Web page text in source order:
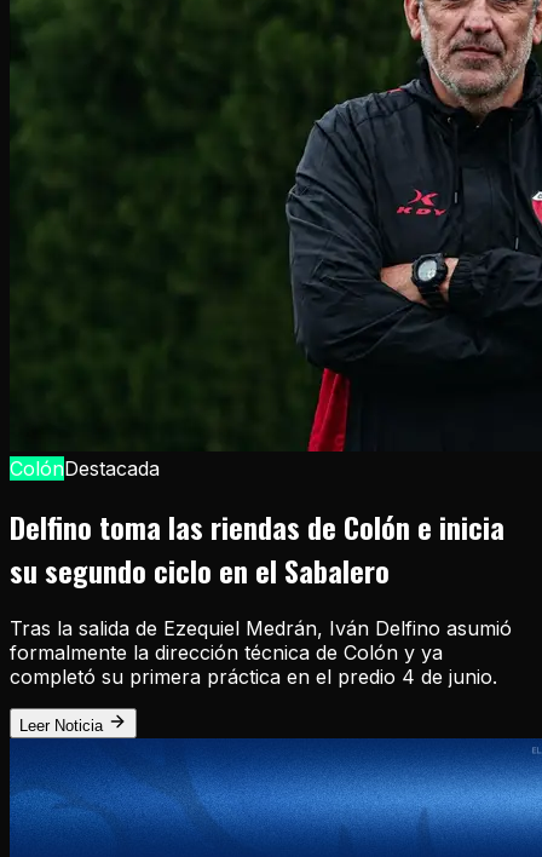
ColónDestacada
Delfino toma las riendas de Colón e inicia
su segundo ciclo en el Sabalero
Tras la salida de Ezequiel Medrán, Iván Delfino asumió
formalmente la dirección técnica de Colón y ya
completó su primera práctica en el predio 4 de junio.
Leer Noticia